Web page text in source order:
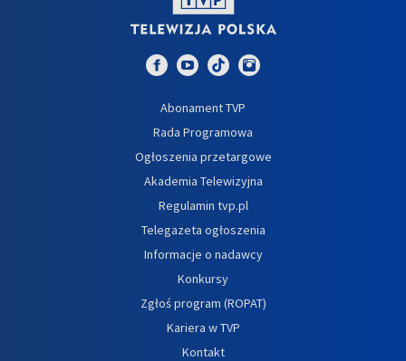
Abonament TVP
Rada Programowa
Ogłoszenia przetargowe
Akademia Telewizyjna
Regulamin tvp.pl
Telegazeta ogłoszenia
Informacje o nadawcy
Konkursy
Zgłoś program (ROPAT)
Kariera w TVP
Kontakt